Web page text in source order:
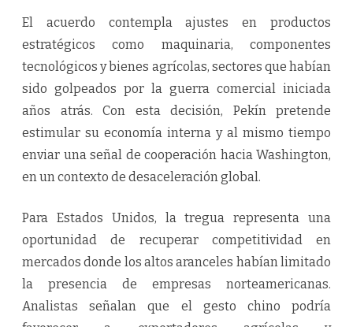
El acuerdo contempla ajustes en productos
estratégicos como maquinaria, componentes
tecnológicos y bienes agrícolas, sectores que habían
sido golpeados por la guerra comercial iniciada
años atrás. Con esta decisión, Pekín pretende
estimular su economía interna y al mismo tiempo
enviar una señal de cooperación hacia Washington,
en un contexto de desaceleración global.
Para Estados Unidos, la tregua representa una
oportunidad de recuperar competitividad en
mercados donde los altos aranceles habían limitado
la presencia de empresas norteamericanas.
Analistas señalan que el gesto chino podría